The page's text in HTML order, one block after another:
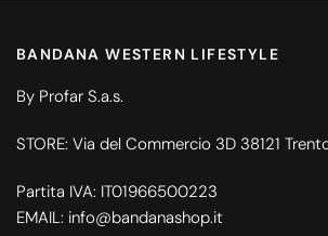
BANDANA WESTERN LIFESTYLE
By Profar S.a.s.
STORE: Via del Commercio 3D 38121
Partita IVA: IT01966500223
EMAIL: info@bandanashop.it